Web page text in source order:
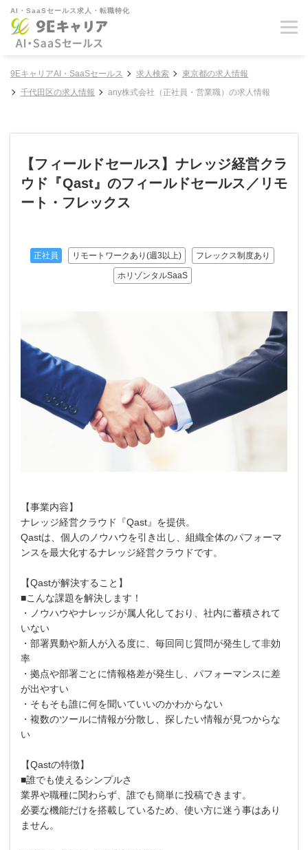
AI・SaaSセールス求人・転職特化
9EキャリアAI・SaaSセールス 求人検索
東京都の求人情報
千代田区の求人情報
any株式会社（正社員・営業職）の求人情報
【フィールドセールス】ナレッジ経営クラ
ウド『Qast』のフィールドセールス／リモ
ート・フレックス
正社員 リモートワークあり(週3以上) フレックス制度あり
ホリゾンタルSaaS
【事業内容】
ナレッジ経営クラウド『Qast』を提供。
Qastは、個人のノウハウを引き出し、組織全体のパフォーマ
ンスを最大化するナレッジ経営クラウドです。
【Qastが解決すること】
■こんな課題を解決します！
・ノウハウやナレッジが属人化しており、社内に蓄積されて
いない
・部署異動や新人が入る度に、毎回同じ質問が発生して非効
率
・拠点や部署ごとに情報格差が発生し、パフォーマンスに差
が出やすい
・そもそも誰に何を聞いていいのかわからない
・複数のツールに情報が分散し、探したい情報が見つからな
い
【Qastの特徴】
■誰でも使えるシンプルさ
業界や職種に関わらず、誰でも簡単に投稿できます。
必要な機能だけを搭載しているため、使い方に迷う事はあり
ません。